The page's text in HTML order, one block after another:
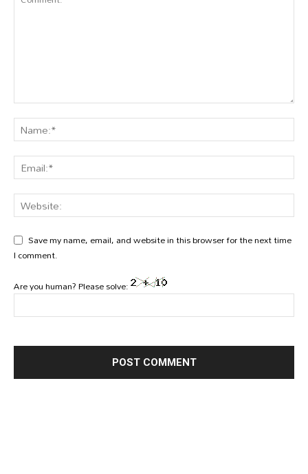
Save my name, email, and website in this browser for the next time
I comment.
Are you human? Please solve: